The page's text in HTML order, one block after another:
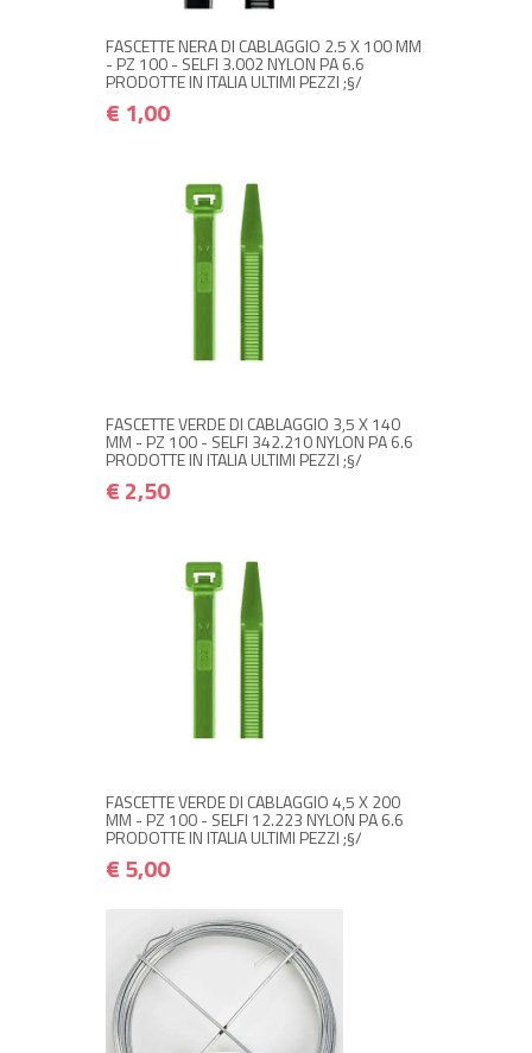
FASCETTE NERA DI CABLAGGIO 2.5 X 100 MM
- PZ 100 - SELFI 3.002 NYLON PA 6.6
PRODOTTE IN ITALIA ULTIMI PEZZI ;§/
€ 1,00
FASCETTE VERDE DI CABLAGGIO 3,5 X 140
MM - PZ 100 - SELFI 342.210 NYLON PA 6.6
PRODOTTE IN ITALIA ULTIMI PEZZI ;§/
€ 2,50
NON DISPONIBILE A MAGAZZINO
Avvisami quando disponibile
FASCETTE VERDE DI CABLAGGIO 4,5 X 200
MM - PZ 100 - SELFI 12.223 NYLON PA 6.6
PRODOTTE IN ITALIA ULTIMI PEZZI ;§/
€ 5,00
NON DISPONIBILE A MAGAZZINO
Avvisami quando disponibile